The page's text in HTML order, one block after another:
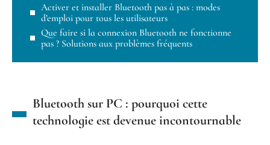
Activer et installer Bluetooth pas à pas : modes
d’emploi pour tous les utilisateurs
Que faire si la connexion Bluetooth ne fonctionne
pas ? Solutions aux problèmes fréquents
Bluetooth sur PC : pourquoi cette
technologie est devenue incontournable